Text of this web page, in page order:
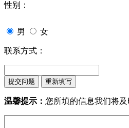
性别：
男 女
联系方式：
温馨提示： 您所填的信息我们将